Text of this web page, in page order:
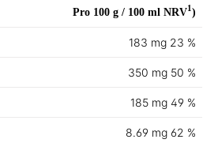
Pro 100 g / 100 ml NRV1)
183 mg 23 %
350 mg 50 %
185 mg 49 %
8.69 mg 62 %